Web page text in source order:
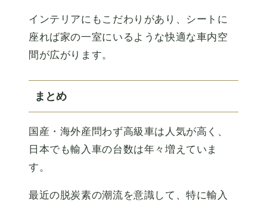
インテリアにもこだわりがあり、シートに
座れば家の一室にいるような快適な車内空
間が広がります。
まとめ
国産・海外産問わず高級車は人気が高く、
日本でも輸入車の台数は年々増えていま
す。
最近の脱炭素の潮流を意識して、特に輸入